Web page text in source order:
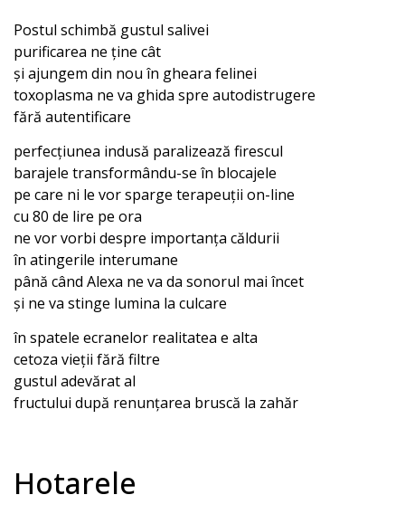
Postul schimbă gustul salivei
purificarea ne ține cât
și ajungem din nou în gheara felinei
toxoplasma ne va ghida spre autodistrugere
fără autentificare
perfecțiunea indusă paralizează firescul
barajele transformându-se în blocajele
pe care ni le vor sparge terapeuții on-line
cu 80 de lire pe ora
ne vor vorbi despre importanța căldurii
în atingerile interumane
până când Alexa ne va da sonorul mai încet
și ne va stinge lumina la culcare
în spatele ecranelor realitatea e alta
cetoza vieții fără filtre
gustul adevărat al
fructului după renunțarea bruscă la zahăr
Hotarele